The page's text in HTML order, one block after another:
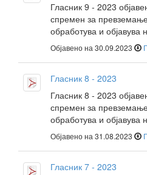
Гласник 9 - 2023
спремен за
обработува и објавува
Објавено на 30.09.2023
Гласник 8 - 2023
Гласник 8 - 2023
спремен за
обработува и објавува
Објавено на 31.08.2023
Гласник 7 - 2023